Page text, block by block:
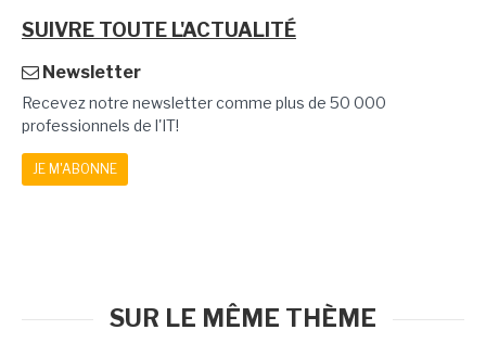
SUIVRE TOUTE L'ACTUALITÉ
Newsletter
Recevez notre newsletter comme plus de 50 000
professionnels de l'IT!
JE M'ABONNE
SUR LE MÊME THÈME